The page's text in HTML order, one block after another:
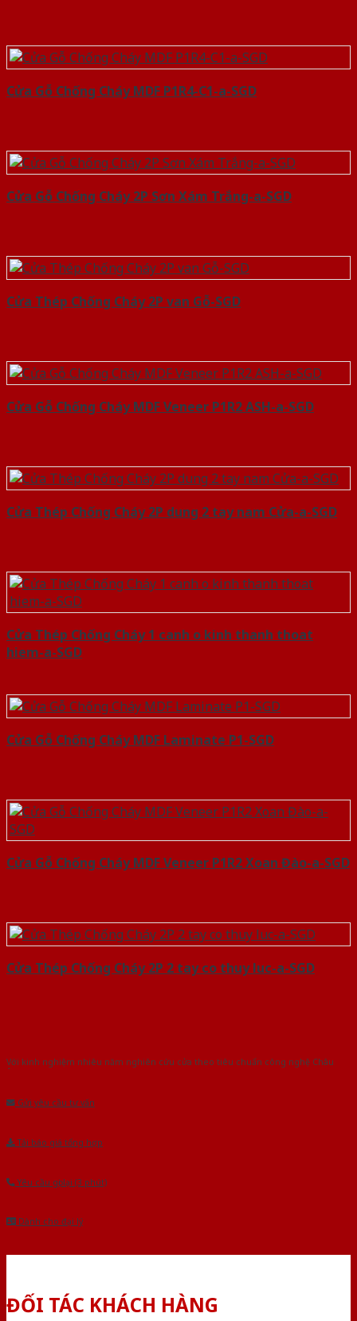
Cửa Gỗ Chống Cháy MDF P1R4-C1-a-SGD
Cửa Gỗ Chống Cháy 2P Sơn Xám Trắng-a-SGD
Cửa Thép Chống Cháy 2P van Gỗ-SGD
Cửa Gỗ Chống Cháy MDF Veneer P1R2 ASH-a-SGD
Cửa Thép Chống Cháy 2P dung 2 tay nam Cửa-a-SGD
Cửa Thép Chống Cháy 1 canh o kinh thanh thoat
hiem-a-SGD
Cửa Gỗ Chống Cháy MDF Laminate P1-SGD
Cửa Gỗ Chống Cháy MDF Veneer P1R2 Xoan Đào-a-SGD
Cửa Thép Chống Cháy 2P 2 tay co thuy luc-a-SGD
Với kinh nghiệm nhiêu năm nghiên cứu cửa theo tiêu chuẩn công nghệ Châu
Gửi yêu cầu tư vấn
Tải báo giá tổng hợp
Yêu cầu gọi lại (3 phút)
Dành cho đại lý
ĐỐI TÁC KHÁCH HÀNG